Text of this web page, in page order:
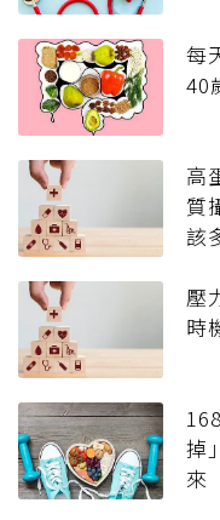
每
40
高
質
該
壓
時
掉
來